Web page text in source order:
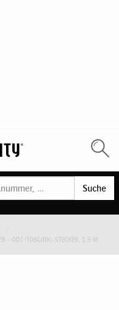
Suche
- ODT (TOSLINK)-STECKER, 1,5 M